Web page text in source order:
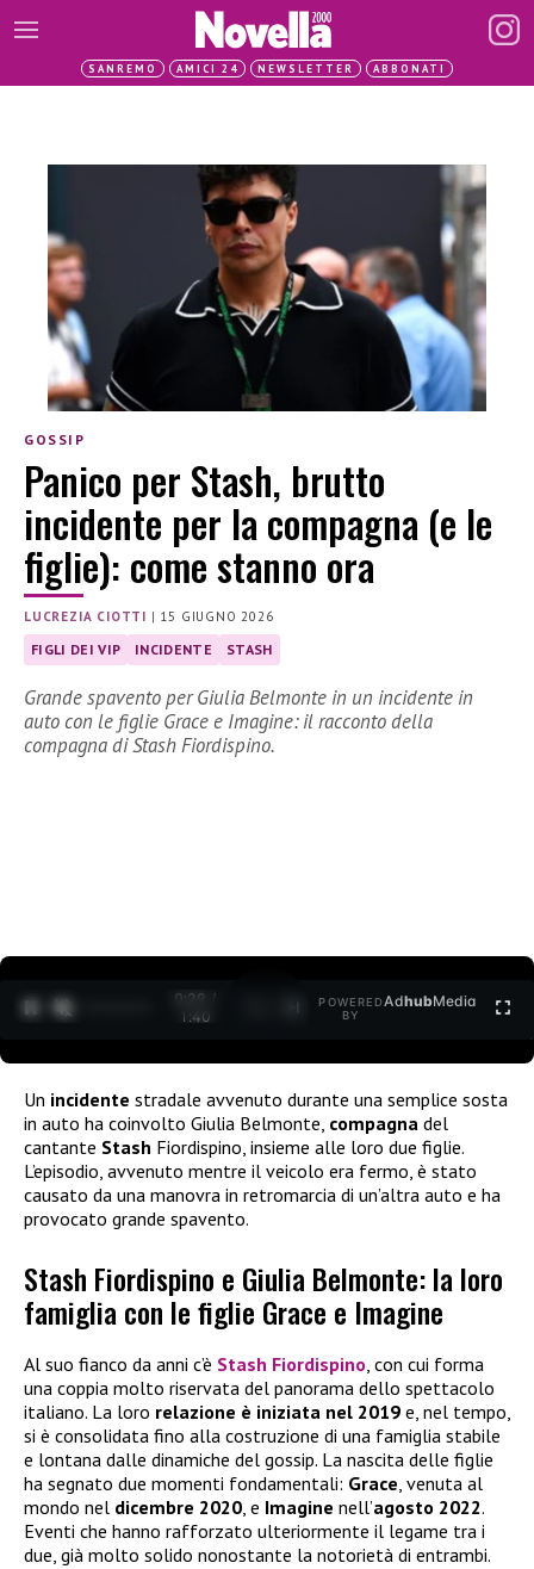
SANREMO AMICI 24 NEWSLETTER ABBONATI
GOSSIP
Panico per Stash, brutto
incidente per la compagna (e le
figlie): come stanno ora
LUCREZIA CIOTTI | 15 GIUGNO 2026
FIGLI DEI VIP INCIDENTE STASH
Grande spavento per Giulia Belmonte in un incidente in
auto con le figlie Grace e Imagine: il racconto della
compagna di Stash Fiordispino.
0:30 /
1:40
POWERED
BY
AdhubMedia
Un incidente stradale avvenuto durante una semplice sosta
in auto ha coinvolto Giulia Belmonte, compagna del
cantante Stash Fiordispino, insieme alle loro due figlie.
L’episodio, avvenuto mentre il veicolo era fermo, è stato
causato da una manovra in retromarcia di un’altra auto e ha
provocato grande spavento.
Stash Fiordispino e Giulia Belmonte: la loro
famiglia con le figlie Grace e Imagine
Al suo fianco da anni c’è Stash Fiordispino, con cui forma
una coppia molto riservata del panorama dello spettacolo
italiano. La loro relazione è iniziata nel 2019 e, nel tempo,
si è consolidata fino alla costruzione di una famiglia stabile
e lontana dalle dinamiche del gossip. La nascita delle figlie
ha segnato due momenti fondamentali: Grace, venuta al
mondo nel dicembre 2020, e Imagine nell’agosto 2022.
Eventi che hanno rafforzato ulteriormente il legame tra i
due, già molto solido nonostante la notorietà di entrambi.